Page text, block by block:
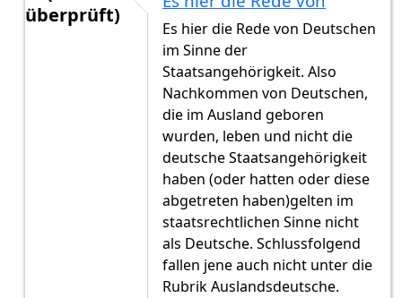
überprüft)
Hallo, interessante Zahlen.vonGast
Es hier die Rede von Deutschen
im Sinne der
Staatsangehörigkeit. Also
Nachkommen von Deutschen,
die im Ausland geboren
wurden, leben und nicht die
deutsche Staatsangehörigkeit
haben (oder hatten oder diese
abgetreten haben)gelten im
staatsrechtlichen Sinne nicht
als Deutsche. Schlussfolgend
fallen jene auch nicht unter die
Rubrik Auslandsdeutsche.